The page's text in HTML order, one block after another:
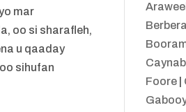
mar
oo si sharafleh,
u qaaday
sihufan
Foore|